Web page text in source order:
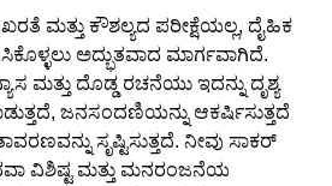
ಮತ್ತು ಕೌಶಲ್ಯದ ಪರೀಕ್ಷೆಯಲ್ಲ, ದೈಹಿಕ
ಅದ್ಭುತವಾದ ಮಾರ್ಗವಾಗಿದೆ.
ಮತ್ತು ದೊಡ್ಡ ರಚನೆಯು ಇದನ್ನು ದೃಶ್ಯ
ಜನಸಂದಣಿಯನ್ನು ಆಕರ್ಷಿಸುತ್ತದೆ
ಸೃಷ್ಟಿಸುತ್ತದೆ. ನೀವು ಸಾಕರ್
ವಿಶಿಷ್ಟ ಮತ್ತು ಮನರಂಜನೆಯ